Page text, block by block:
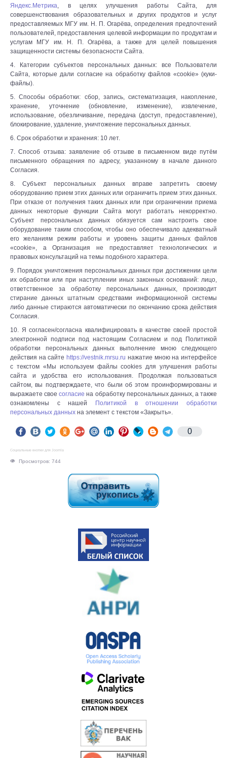
Яндекс.Метрика, в целях улучшения работы Сайта, для
совершенствования образовательных и других продуктов и услуг
предоставляемых МГУ им. Н. П. Огарёва, определения предпочтений
пользователей, предоставления целевой информации по продуктам и
услугам МГУ им. Н. П. Огарёва, а также для целей повышения
защищенности системы безопасности Сайта.
4. Категории субъектов персональных данных: все Пользователи
Сайта, которые дали согласие на обработку файлов «cookie» (куки-
файлы).
5. Способы обработки: сбор, запись, систематизация, накопление,
хранение, уточнение (обновление, изменение), извлечение,
использование, обезличивание, передача (доступ, предоставление),
блокирование, удаление, уничтожение персональных данных.
6. Срок обработки и хранения: 10 лет.
7. Способ отзыва: заявление об отзыве в письменном виде путём
письменного обращения по адресу, указанному в начале данного
Согласия.
8. Субъект персональных данных вправе запретить своему
оборудованию прием этих данных или ограничить прием этих данных.
При отказе от получения таких данных или при ограничении приема
данных некоторые функции Сайта могут работать некорректно.
Субъект персональных данных обязуется сам настроить свое
оборудование таким способом, чтобы оно обеспечивало адекватный
его желаниям режим работы и уровень защиты данных файлов
«cookie», а Организация не предоставляет технологических и
правовых консультаций на темы подобного характера.
9. Порядок уничтожения персональных данных при достижении цели
их обработки или при наступлении иных законных оснований: лицо,
ответственное за обработку персональных данных, производит
стирание данных штатным средствами информационной системы
либо данные стираются автоматически по окончанию срока действия
Согласия.
10. Я согласен/согласна квалифицировать в качестве своей простой
электронной подписи под настоящим Согласием и под Политикой
обработки персональных данных выполнение мною следующего
действия на сайте https://vestnik.mrsu.ru нажатие мною на интерфейсе
с текстом «Мы используем файлы cookies для улучшения работы
сайта и удобства его использования. Продолжая пользоваться
сайтом, вы подтверждаете, что были об этом проинформированы и
выражаете своесогласие на обработку персональных данных, а также
ознакомлены с нашей
Политикой в отношении обработки
персональных данных на элемент с текстом «Закрыть».
0
Социальные кнопки для Joomla
Просмотров: 744